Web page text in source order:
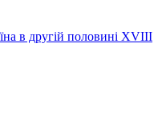
в другій половині ХVIIІ